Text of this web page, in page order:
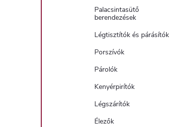
Palacsintasütő
berendezések
Légtisztítók és párásítók
Porszívók
Párolók
Kenyérpirítók
Légszárítók
Élezők